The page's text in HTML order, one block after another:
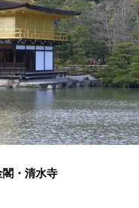
・清水寺